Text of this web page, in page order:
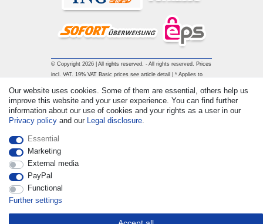
© Copyright 2026 | All rights reserved. - All rights reserved. Prices
incl. VAT. 19% VAT Basic prices see article detail | * Applies to
Our website uses cookies. Some of them are essential, others help us
improve this website and your user experience. You can find further
information about our use of cookies and your rights as a user in our
Privacy policy and our Legal disclosure.
Essential
Marketing
External media
PayPal
Functional
Further settings
Withdraw from contract here Contact